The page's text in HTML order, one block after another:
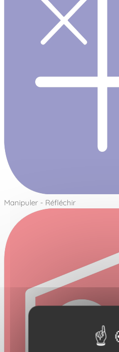
Manipuler - Réfléchir